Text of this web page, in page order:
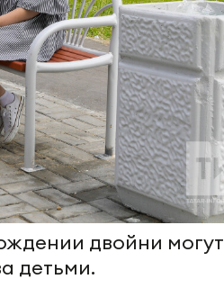
двойни могут
детьми.